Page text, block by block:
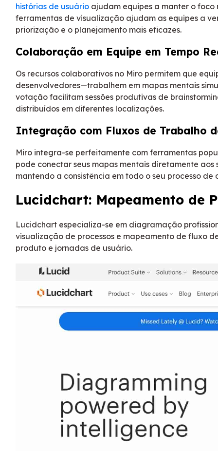
histórias de usuário ajudam equipes a manter o
ferramentas de visualização ajudam as equipes a
priorização e o planejamento mais eficazes.
Colaboração em Equipe em Tempo
Os recursos colaborativos no Miro permitem que
desenvolvedores—trabalhem em mapas mentais
votação facilitam sessões produtivas de
distribuídos em diferentes localizações.
Integração com Fluxos de Trabalho
Miro integra-se perfeitamente com ferramentas
pode conectar seus mapas mentais diretamente
mantendo a consistência em todo o seu processo
Lucidchart: Mapeamento de
Lucidchart especializa-se em diagramação
visualização de processos e mapeamento de fluxo
produto e jornadas de usuário.